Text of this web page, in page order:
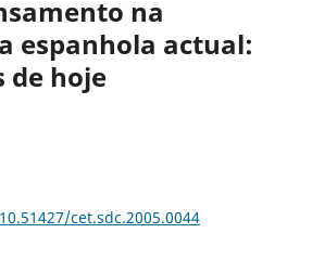
na
espanhola actual:
de hoje
cet.sdc.2005.0044